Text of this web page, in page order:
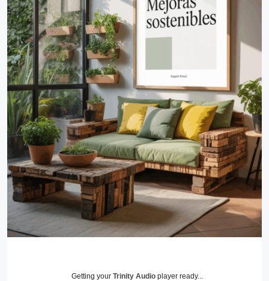
Getting your Trinity Audio player ready...